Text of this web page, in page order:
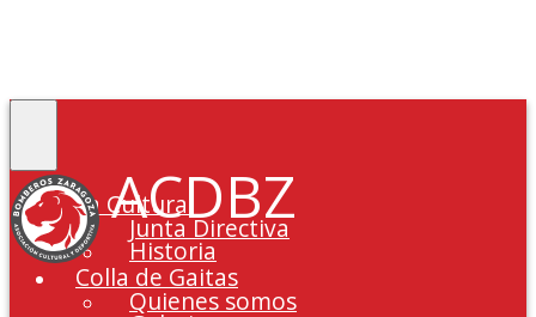
ACDBZ
La Cultural
Junta Directiva
Historia
Colla de Gaitas
Quienes somos